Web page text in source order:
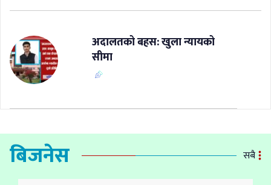
अदालतको बहस: खुला न्यायको
सीमा
बिजनेस सबै